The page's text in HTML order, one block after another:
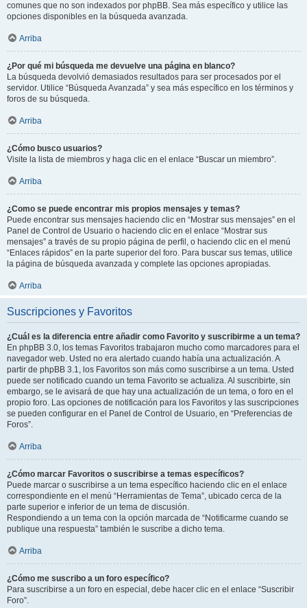
comunes que no son indexados por phpBB. Sea más específico y utilice las
opciones disponibles en la búsqueda avanzada.
Arriba
¿Por qué mi búsqueda me devuelve una página en blanco?
La búsqueda devolvió demasiados resultados para ser procesados por el
servidor. Utilice “Búsqueda Avanzada” y sea más específico en los términos y
foros de su búsqueda.
Arriba
¿Cómo busco usuarios?
Visite la lista de miembros y haga clic en el enlace “Buscar un miembro”.
Arriba
¿Como se puede encontrar mis propios mensajes y temas?
Puede encontrar sus mensajes haciendo clic en “Mostrar sus mensajes” en el
Panel de Control de Usuario o haciendo clic en el enlace “Mostrar sus
mensajes” a través de su propio página de perfil, o haciendo clic en el menú
“Enlaces rápidos” en la parte superior del foro. Para buscar sus temas, utilice
la página de búsqueda avanzada y complete las opciones apropiadas.
Arriba
Suscripciones y Favoritos
¿Cuál es la diferencia entre añadir como Favorito y suscribirme a un tema?
En phpBB 3.0, los temas Favoritos trabajaron mucho como marcadores para el
navegador web. Usted no era alertado cuando había una actualización. A
partir de phpBB 3.1, los Favoritos son más como suscribirse a un tema. Usted
puede ser notificado cuando un tema Favorito se actualiza. Al suscribirte, sin
embargo, se le avisará de que hay una actualización de un tema, o foro en el
propio foro. Las opciones de notificación para los Favoritos y las suscripciones
se pueden configurar en el Panel de Control de Usuario, en “Preferencias de
Foros”.
Arriba
¿Cómo marcar Favoritos o suscribirse a temas específicos?
Puede marcar o suscribirse a un tema específico haciendo clic en el enlace
correspondiente en el menú “Herramientas de Tema”, ubicado cerca de la
parte superior e inferior de un tema de discusión.
Respondiendo a un tema con la opción marcada de “Notificarme cuando se
publique una respuesta” también le suscribe a dicho tema.
Arriba
¿Cómo me suscribo a un foro específico?
Para suscribirse a un foro en especial, debe hacer clic en el enlace “Suscribir
Foro”.